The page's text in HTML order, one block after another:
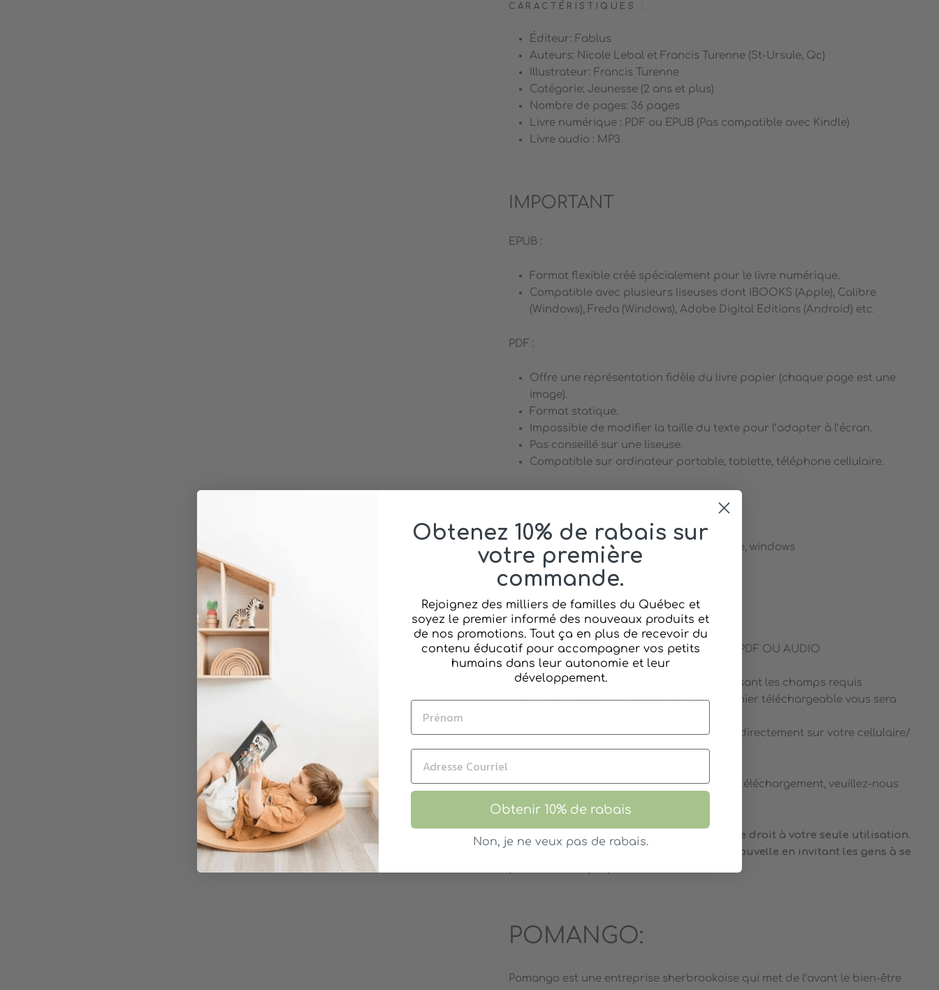
CARACTÉRISTIQUES :
Éditeur: Fablus
Auteurs: Nicole Lebal et Francis Turenne (St-Ursule, Qc)
Illustrateur: Francis Turenne
Catégorie: Jeunesse (2 ans et plus)
Nombre de pages: 36 pages
Livre numérique : PDF ou EPUB (Pas compatible avec Kindle)
Livre audio : MP3
IMPORTANT
EPUB :
Format flexible créé spécialement pour le livre numérique.
Compatible avec plusieurs liseuses dont IBOOKS (Apple), Calibre
(Windows), Freda (Windows), Adobe Digital Editions (Android) etc.
PDF :
Offre une représentation fidèle du livre papier (chaque page est une
image).
Format statique.
Impossible de modifier la taille du texte pour l’adapter à l’écran.
Pas conseillé sur une liseuse.
Compatible sur ordinateur portable, tablette, téléphone cellulaire.
Format MP3
Compatible avec apple, android, google, windows
INSTRUCTIONS
Choisissez la version désirée soit EPUB,PDF OU AUDIO
Placez l'item dans votre panier
Complétez votre commande en remplissant les champs requis
Une fois la commande complétée, le fichier téléchargeable vous sera
Téléchargez le fichier soit EPUB ou PDF directement sur votre cellulaire/
tablette/liseuse/ordinateur.
* Si vous rencontrez des problèmes avec le téléchargement, veuillez-nous
**Prenez note que cette licence vous donne droit à votre seule utilisation.
Sentez-vous libre de propager la bonne nouvelle en invitant les gens à se
POMANGO:
Pomango est une entreprise sherbrookoise qui met de l’avant le bien-être
Obtenez 10% de rabais sur
votre première
commande.
Rejoignez des milliers de familles du Québec et
soyez le premier informé des nouveaux produits et
de nos promotions. Tout ça en plus de recevoir du
contenu éducatif pour accompagner vos petits
humains dans leur autonomie et leur
développement.
Obtenir 10% de rabais
Non, je ne veux pas de rabais.